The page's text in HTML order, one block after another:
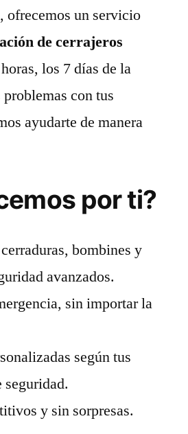
ofrecemos un servicio
de cerrajeros
los 7 días de la
con tus
ayudarte de manera
por ti?
bombines y
avanzados.
sin importar la
según tus
seguridad.
y sin sorpresas.